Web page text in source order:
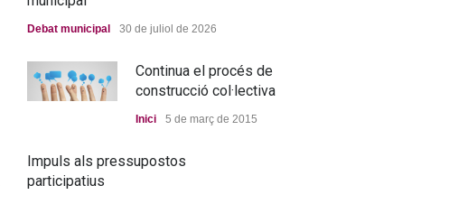
Debat municipal 30 de juliol de 2026
Continua el procés de
construcció col·lectiva
Inici 5 de març de 2015
Impuls als pressupostos
participatius